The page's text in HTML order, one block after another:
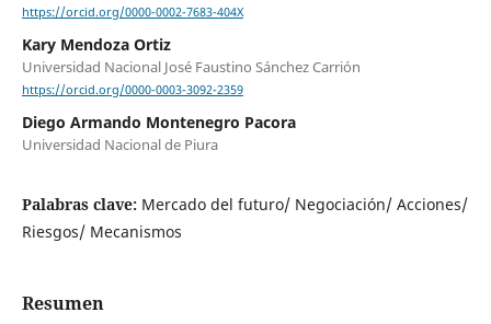
https://orcid.org/0000-0002-7683-404X
Kary Mendoza Ortiz
Universidad Nacional José Faustino Sánchez Carrión
https://orcid.org/0000-0003-3092-2359
Diego Armando Montenegro Pacora
Universidad Nacional de Piura
Palabras clave: Mercado del futuro/ Negociación/ Acciones/
Riesgos/ Mecanismos
Resumen